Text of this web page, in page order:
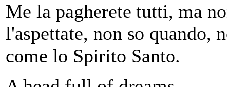
Me la pagherete tutti, ma
l'aspettate, non so quando,
come lo Spirito Santo.